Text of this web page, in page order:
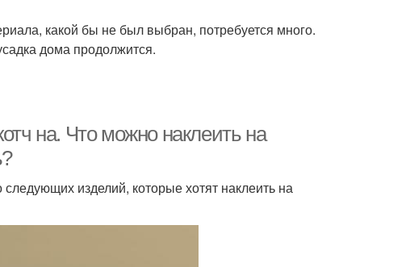
какой бы не был выбран, потребуется много.
дома продолжится.
на. Что можно наклеить на
изделий, которые хотят наклеить на